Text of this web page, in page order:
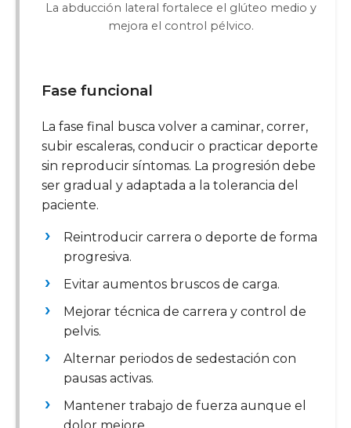
La abducción lateral fortalece el glúteo medio y
mejora el control pélvico.
Fase funcional
La fase final busca volver a caminar, correr,
subir escaleras, conducir o practicar deporte
sin reproducir síntomas. La progresión debe
ser gradual y adaptada a la tolerancia del
paciente.
Reintroducir carrera o deporte de forma
progresiva.
Evitar aumentos bruscos de carga.
Mejorar técnica de carrera y control de
pelvis.
Alternar periodos de sedestación con
pausas activas.
Mantener trabajo de fuerza aunque el